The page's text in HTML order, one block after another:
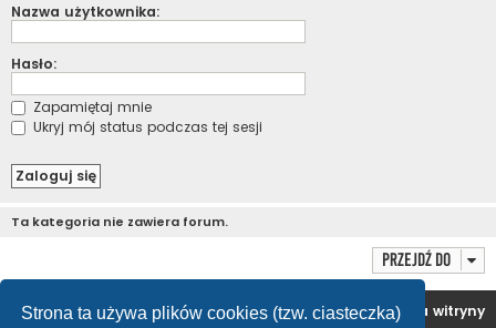
Strona ta używa plików cookies (tzw. ciasteczka)
Nazwa użytkownika:
Hasło:
Zapamiętaj mnie
Ukryj mój status podczas tej sesji
Ta kategoria nie zawiera forum.
Przejdź do
Portal Forum
Usuń ciasteczka witryny